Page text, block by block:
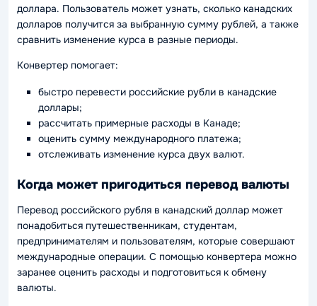
доллара. Пользователь может узнать, сколько канадских
долларов получится за выбранную сумму рублей, а также
сравнить изменение курса в разные периоды.
Конвертер помогает:
быстро перевести российские рубли в канадские
доллары;
рассчитать примерные расходы в Канаде;
оценить сумму международного платежа;
отслеживать изменение курса двух валют.
Когда может пригодиться перевод валюты
Перевод российского рубля в канадский доллар может
понадобиться путешественникам, студентам,
предпринимателям и пользователям, которые совершают
международные операции. С помощью конвертера можно
заранее оценить расходы и подготовиться к обмену
валюты.